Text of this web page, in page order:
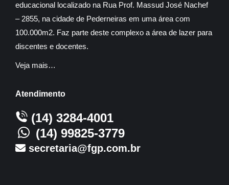
educacional localizado na Rua Prof. Massud José Nachef
– 2855, na cidade de Pederneiras em uma área com
100.000m2. Faz parte deste complexo a área de lazer para
discentes e docentes.
Veja mais…
Atendimento
(14) 3284-4001
(14) 99825-3779
secretaria@fgp.com.br